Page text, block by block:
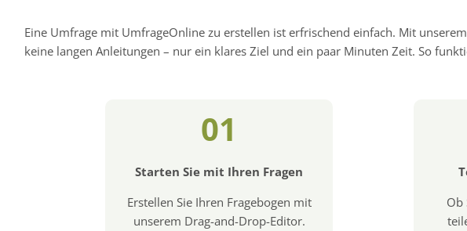
Eine Umfrage mit UmfrageOnline zu erstellen ist erfrischend einfach. Mit
keine langen Anleitungen – nur ein klares Ziel und ein paar Minuten Zeit. So
01
Starten Sie mit Ihren Fragen
Erstellen Sie Ihren Fragebogen mit
unserem Drag-and-Drop-Editor.
Ob